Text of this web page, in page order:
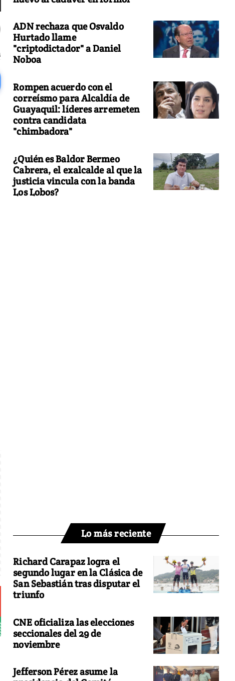
ADN rechaza que Osvaldo
Hurtado llame
"criptodictador" a Daniel
Noboa
Rompen acuerdo con el
correísmo para Alcaldía de
Guayaquil: líderes arremeten
contra candidata
"chimbadora"
¿Quién es Baldor Bermeo
Cabrera, el exalcalde al que la
justicia vincula con la banda
Los Lobos?
Lo más reciente
Richard Carapaz logra el
segundo lugar en la Clásica de
San Sebastián tras disputar el
triunfo
CNE oficializa las elecciones
seccionales del 29 de
noviembre
Jefferson Pérez asume la